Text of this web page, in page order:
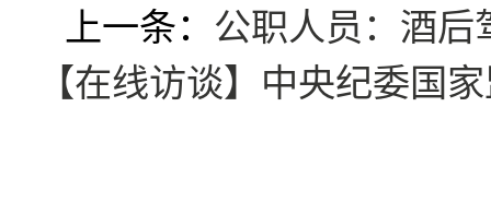
上一条： 公职人员：酒后
【在线访谈】中央纪委国